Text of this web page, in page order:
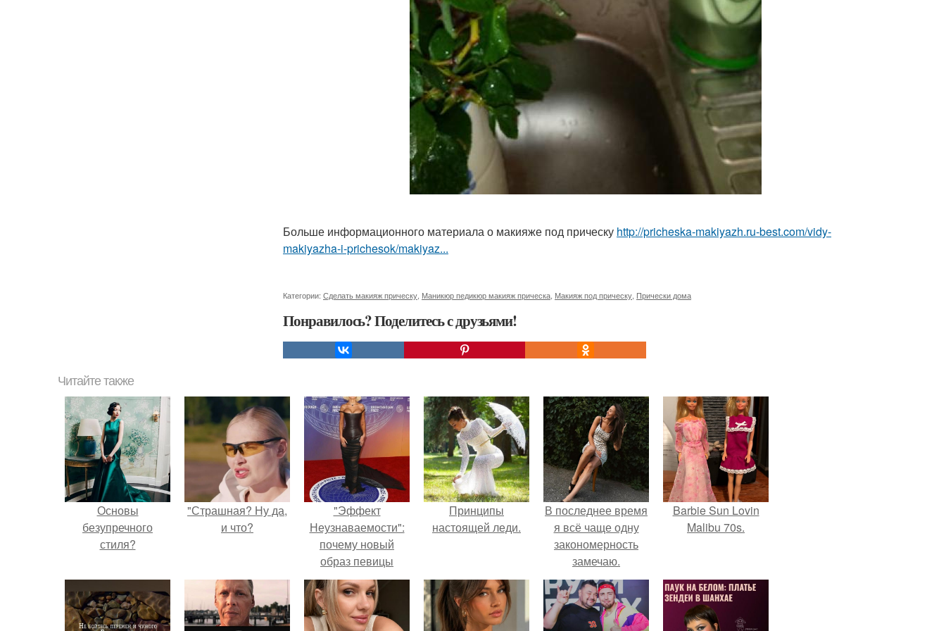
Больше информационного материала о макияже под прическу http://pricheska-makiyazh.ru-best.com/vidy-
makiyazha-i-prichesok/makiyaz...
Категории: Сделать макияж прическу Маникюр педикюр макияж прическа Макияж под прическу Прически дома
Понравилось? Поделитесь с друзьями!
Читайте также
Основы
безупречного
стиля?
"Страшная? Ну да,
и что?
"Эффект
Неузнаваемости":
почему новый
образ певицы
вызвал споры о
гранях
возможного?
Принципы
настоящей леди.
В последнее время
я всё чаще одну
закономерность
замечаю.
Barbie Sun Lovin
Malibu 70s.